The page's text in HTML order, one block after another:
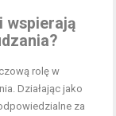
wspierają
rolę w
Działając jako
za